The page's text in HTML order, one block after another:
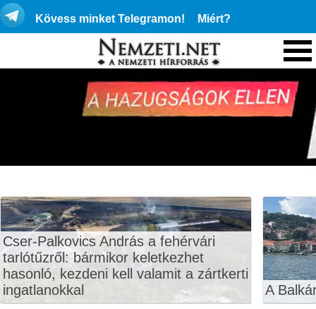
Kövess minket Telegramon! Miért?
Cser-Palkovics András a fehérvári
tarlótűzről: bármikor keletkezhet
hasonló, kezdeni kell valamit a zártkerti
ingatlanokkal
A